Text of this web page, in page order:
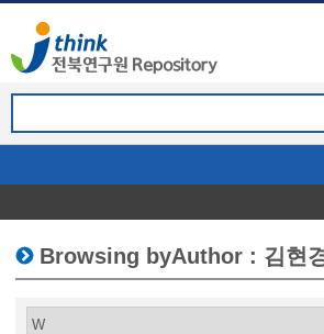
Browsing byAuthor : 김현